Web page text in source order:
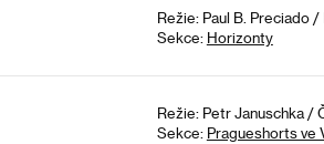
Režie: Paul B. Preciado
Sekce: Horizonty
Režie: Petr Januschka /
Sekce: Pragueshorts ve